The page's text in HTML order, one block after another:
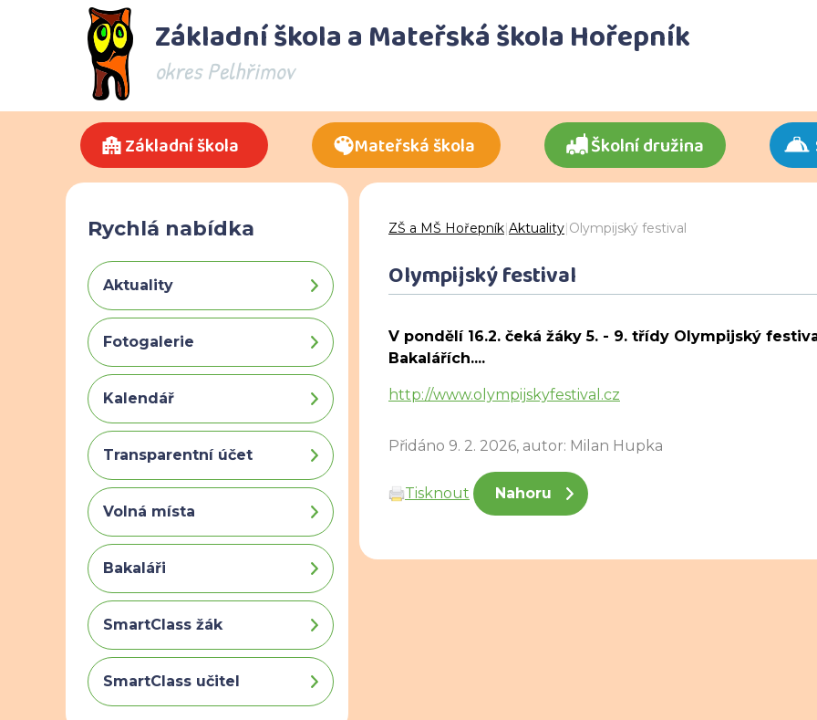
Základní škola a Mateřská škola Hořepník
okres Pelhřimov
Základní škola
Mateřská škola Školní družina
ZŠ a MŠ Hořepník|Aktuality|Olympijský festival
Olympijský festival
V pondělí 16.2. čeká žáky 5. - 9. třídy Olympijský
Bakalářích....
http://www.olympijskyfestival.cz
Přidáno 9. 2. 2026, autor: Milan Hupka
Tisknout Nahoru
Rychlá nabídka
Aktuality
Fotogalerie
Kalendář
Transparentní účet
Volná místa
Bakaláři
SmartClass žák
SmartClass učitel